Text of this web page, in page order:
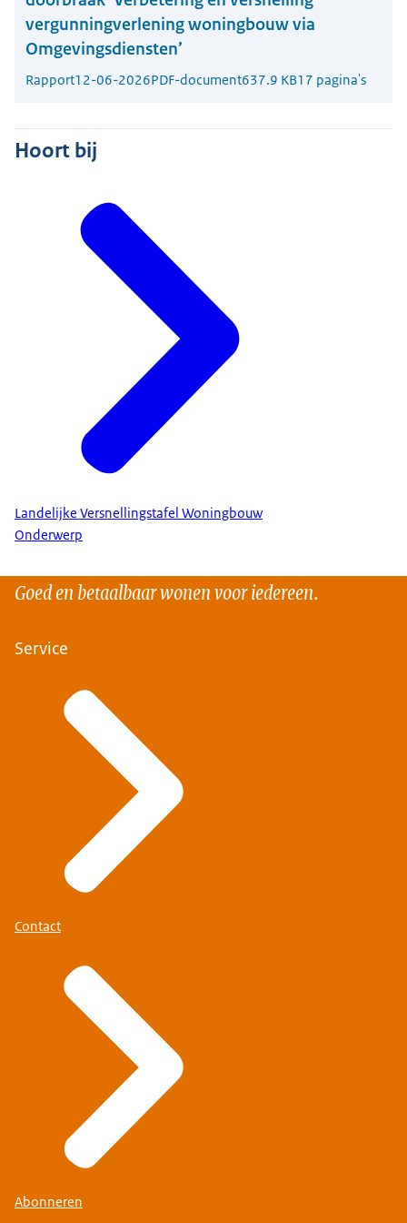
vergunningverlening woningbouw via
Omgevingsdiensten’
Rapport12-06-2026PDF-document637.9 KB17 pagina's
Hoort bij
Landelijke Versnellingstafel Woningbouw
Onderwerp
Goed en betaalbaar wonen voor iedereen.
Service
Contact
Abonneren